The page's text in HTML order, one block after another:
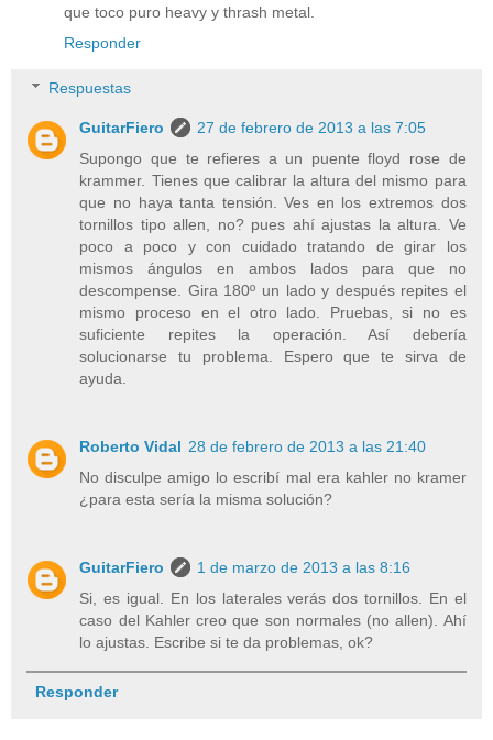
que toco puro heavy y thrash metal.
Responder
Respuestas
GuitarFiero
27 de febrero de 2013 a las 7:05
Supongo que te refieres a un puente floyd rose de
krammer. Tienes que calibrar la altura del mismo para
que no haya tanta tensión. Ves en los extremos dos
tornillos tipo allen, no? pues ahí ajustas la altura. Ve
poco a poco y con cuidado tratando de girar los
mismos ángulos en ambos lados para que no
descompense. Gira 180º un lado y después repites el
mismo proceso en el otro lado. Pruebas, si no es
suficiente repites la operación. Así debería
solucionarse tu problema. Espero que te sirva de
ayuda.
Roberto Vidal 28 de febrero de 2013 a las 21:40
No disculpe amigo lo escribí mal era kahler no kramer
¿para esta sería la misma solución?
GuitarFiero
1 de marzo de 2013 a las 8:16
Si, es igual. En los laterales verás dos tornillos. En el
caso del Kahler creo que son normales (no allen). Ahí
lo ajustas. Escribe si te da problemas, ok?
Responder